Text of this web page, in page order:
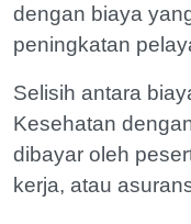
dengan biaya
peningkatan
Selisih antara
Kesehatan
dibayar oleh
kerja, atau